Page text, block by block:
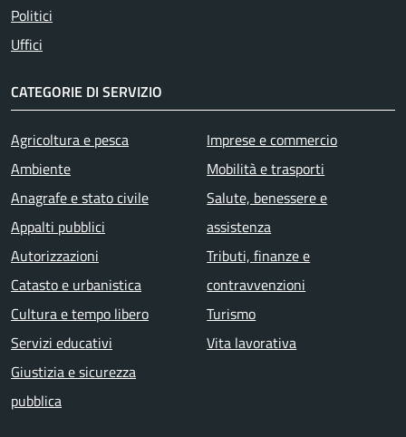
Politici
Uffici
CATEGORIE DI SERVIZIO
Agricoltura e pesca
Ambiente
Anagrafe e stato civile
Appalti pubblici
Autorizzazioni
Catasto e urbanistica
Cultura e tempo libero
Servizi educativi
Giustizia e sicurezza
pubblica
Imprese e commercio
Mobilità e trasporti
Salute, benessere e
assistenza
Tributi, finanze e
contravvenzioni
Turismo
Vita lavorativa